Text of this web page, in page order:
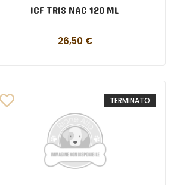
ICF TRIS NAC 120 ML
26,50 €
TERMINATO